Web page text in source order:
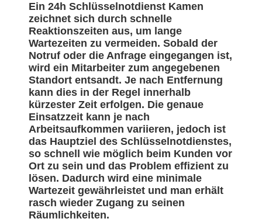
Ein 24h Schlüsselnotdienst Kamen
zeichnet sich durch schnelle
Reaktionszeiten aus, um lange
Wartezeiten zu vermeiden. Sobald der
Notruf oder die Anfrage eingegangen ist,
wird ein Mitarbeiter zum angegebenen
Standort entsandt. Je nach Entfernung
kann dies in der Regel innerhalb
kürzester Zeit erfolgen. Die genaue
Einsatzzeit kann je nach
Arbeitsaufkommen variieren, jedoch ist
das Hauptziel des Schlüsselnotdienstes,
so schnell wie möglich beim Kunden vor
Ort zu sein und das Problem effizient zu
lösen. Dadurch wird eine minimale
Wartezeit gewährleistet und man erhält
rasch wieder Zugang zu seinen
Räumlichkeiten.